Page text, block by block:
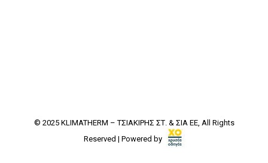
© 2025 KLIMATHERM – ΤΣΙΑΚΙΡΗΣ ΣΤ. & ΣΙΑ ΕΕ, All Rights
Reserved | Powered by ​